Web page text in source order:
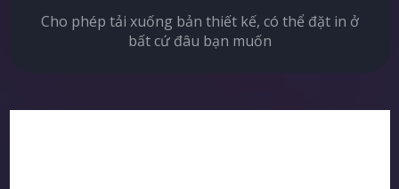
Cho phép tải xuống bản thiết kế, có thể đặt in ở
bất cứ đâu bạn muốn